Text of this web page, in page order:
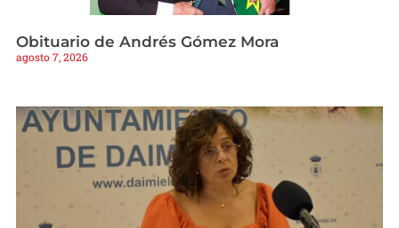
Obituario de Andrés Gómez Mora
agosto 7, 2026